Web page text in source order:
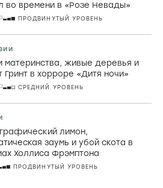
во времени в «Розе Невады»
ПРОДВИНУТЫЙ УРОВЕНЬ
материнства, живые деревья и
Гринт в хорроре «Дитя ночи»
СРЕДНИЙ УРОВЕНЬ
лимон,
заумь и убой скота в
Холлиса Фрэмптона
ПРОДВИНУТЫЙ УРОВЕНЬ